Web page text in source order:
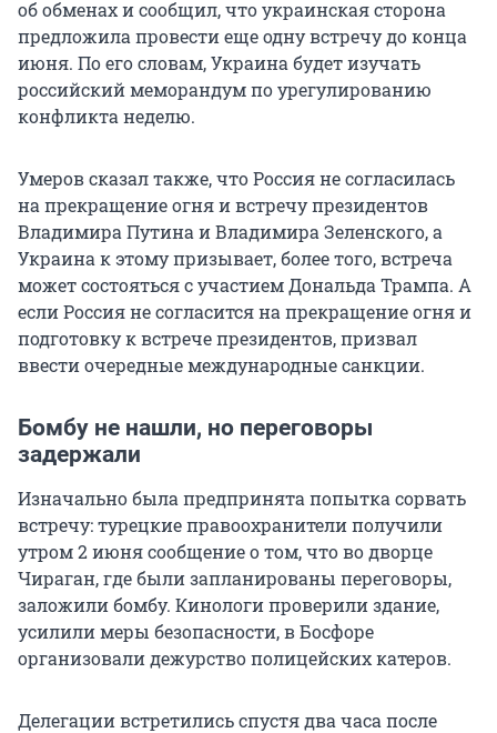
об обменах и сообщил, что украинская сторона
предложила провести еще одну встречу до конца
июня. По его словам, Украина будет изучать
российский меморандум по урегулированию
конфликта неделю.
Умеров сказал также, что Россия не согласилась
на прекращение огня и встречу президентов
Владимира Путина и Владимира Зеленского, а
Украина к этому призывает, более того, встреча
может состояться с участием Дональда Трампа. А
если Россия не согласится на прекращение огня и
подготовку к встрече президентов, призвал
ввести очередные международные санкции.
Бомбу не нашли, но переговоры
задержали
Изначально была предпринята попытка сорвать
встречу: турецкие правоохранители получили
утром 2 июня сообщение о том, что во дворце
Чираган, где были запланированы переговоры,
заложили бомбу. Кинологи проверили здание,
усилили меры безопасности, в Босфоре
организовали дежурство полицейских катеров.
Делегации встретились спустя два часа после